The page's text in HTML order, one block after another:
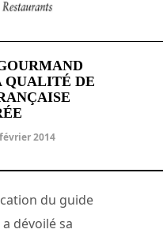
QUALITÉ DE
2014
du guide
a dévoilé sa